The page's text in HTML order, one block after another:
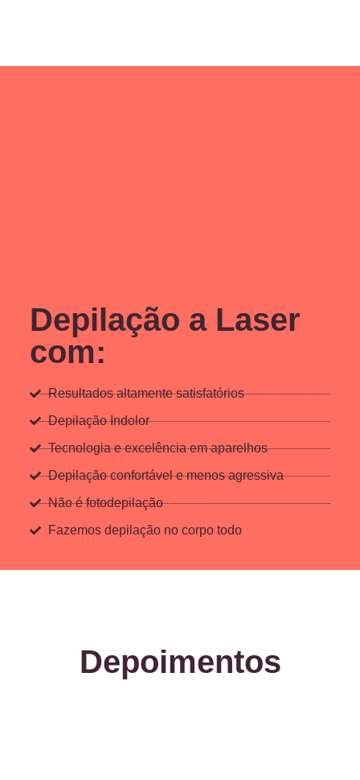
Depilação a Laser
com:
Resultados altamente satisfatórios
Depilação Indolor
Tecnologia e excelência em aparelhos
Depilação confortável e menos agressiva
Não é fotodepilação
Fazemos depilação no corpo todo
Depoimentos